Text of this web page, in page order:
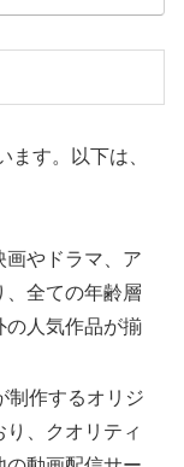
ます。以下は、
画やドラマ、ア
、全ての年齢層
の人気作品が揃
制作するオリジ
、クオリティ